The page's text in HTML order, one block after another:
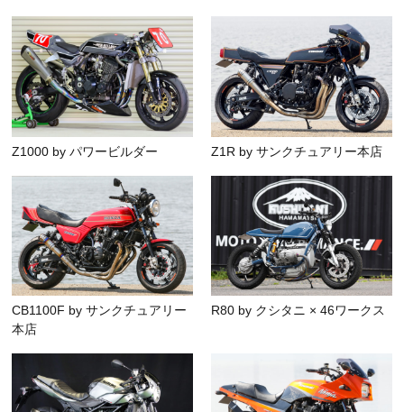
Z1000 by パワービルダー Z1R by サンクチュアリー本店
CB1100F by サンクチュアリー
本店
R80 by クシタニ × 46ワークス